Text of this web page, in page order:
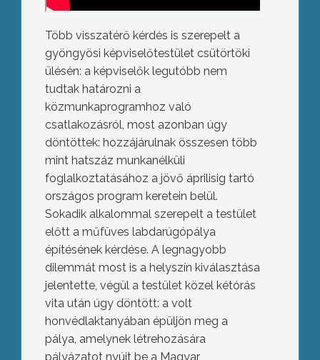
Több visszatérő kérdés is szerepelt a
gyöngyösi képviselőtestület csütörtöki
ülésén: a képviselők legutóbb nem
tudtak határozni a
közmunkaprogramhoz való
csatlakozásról, most azonban úgy
döntöttek: hozzájárulnak összesen több
mint hatszáz munkanélküli
foglalkoztatásához a jövő áprilisig tartó
országos program keretein belül.
Sokadik alkalommal szerepelt a testület
előtt a műfüves labdarúgópálya
építésének kérdése. A legnagyobb
dilemmát most is a helyszín kiválasztása
jelentette, végül a testület közel kétórás
vita után úgy döntött: a volt
honvédlaktanyában épüljön meg a
pálya, amelynek létrehozására
pályázatot nyújt be a Magyar